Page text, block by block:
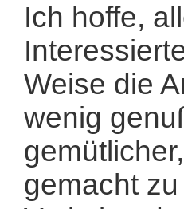
Ich hoffe,
Weise die
wenig
gemacht